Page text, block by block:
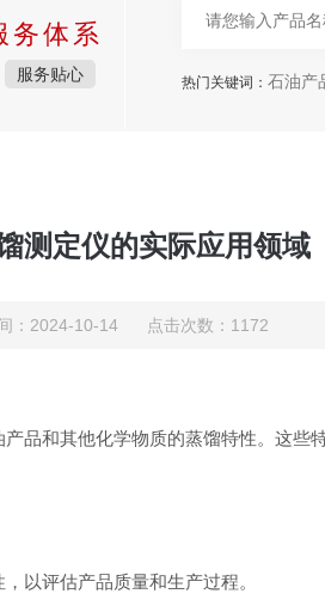
务体系
服务贴心 热门关键词： 石油产
测定仪的实际应用领域
：2024-10-14 点击次数：1172
品和其他化学物质的蒸馏特性。这些
以评估产品质量和生产过程。